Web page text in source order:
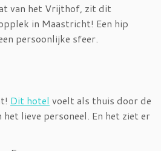
van het Vrijthof, zit dit
in Maastricht! Een hip
persoonlijke sfeer.
Dit hotel voelt als thuis door de
lieve personeel. En het ziet er